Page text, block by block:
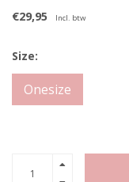
€29,95 Incl. btw
Size:
Onesize